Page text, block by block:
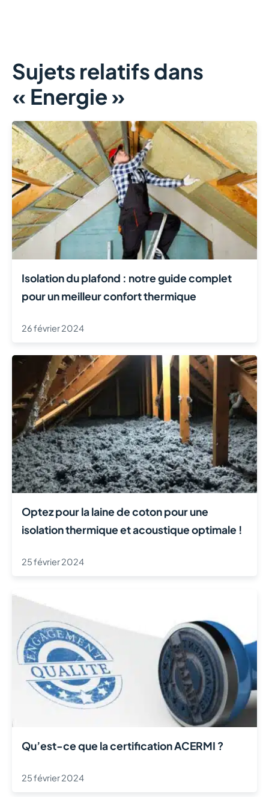
Sujets relatifs dans
« Energie »
Isolation du plafond : notre guide complet
pour un meilleur confort thermique
26 février 2024
Optez pour la laine de coton pour une
isolation thermique et acoustique optimale !
25 février 2024
Qu’est-ce que la certification ACERMI ?
25 février 2024